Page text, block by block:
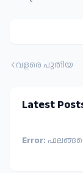
വളരെ പുതിയ
Latest
Error: